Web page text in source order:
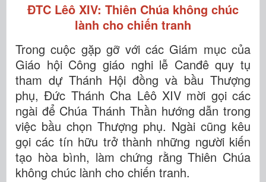
ĐTC Lêô XIV: Thiên Chúa không chúc
lành cho chiến tranh
Trong cuộc gặp gỡ với các Giám mục của
Giáo hội Công giáo nghi lễ Canđê quy tụ
tham dự Thánh Hội đồng và bầu Thượng
phụ, Đức Thánh Cha Lêô XIV mời gọi các
ngài để Chúa Thánh Thần hướng dẫn trong
việc bầu chọn Thượng phụ. Ngài cũng kêu
gọi các tín hữu trở thành những người kiến
tạo hòa bình, làm chứng rằng Thiên Chúa
không chúc lành cho chiến tranh.